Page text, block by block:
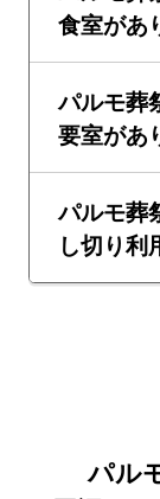
食室があ
パルモ葬
要室があ
パルモ葬
し切り利
パル